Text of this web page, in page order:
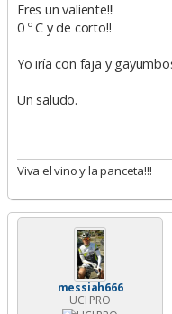
j
e
Eres un valiente!!!
0 º C y de corto!!
Yo iría con faja y
Un saludo.
Viva el vino y la panceta!!!
messiah666
UCI PRO